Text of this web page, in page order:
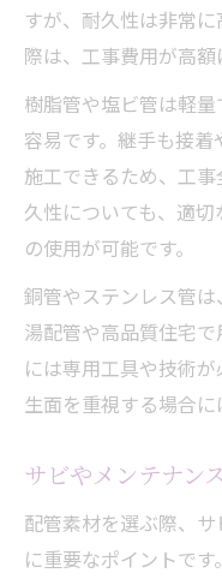
すが、耐久性は非常
際は、工事費用が高額
樹脂管や塩ビ管は軽
容易です。継手も接
施工できるため、工
久性についても、適
の使用が可能です。
銅管やステンレス管
湯配管や高品質住宅
には専用工具や技術
生面を重視する場合に
サビやメンテナン
配管素材を選ぶ際、
に重要なポイントで